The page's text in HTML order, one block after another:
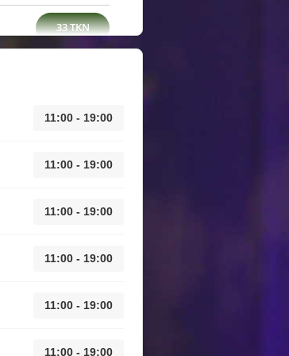
33 TKN
11:00 - 19:00
11:00 - 19:00
11:00 - 19:00
11:00 - 19:00
11:00 - 19:00
11:00 - 19:00